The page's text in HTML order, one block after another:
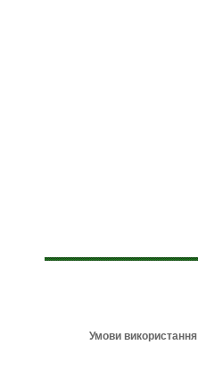
Умови використання